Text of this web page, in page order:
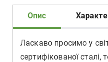
Опис
Ласкаво просимо у
сертифікованої